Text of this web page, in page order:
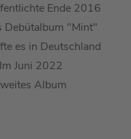
Ende 2016
Debütalbum "Mint"
es in Deutschland
Juni 2022
Album